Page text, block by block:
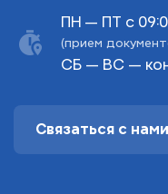
ПН — ПТ с
(прием
СБ — ВС —
Связаться с нами